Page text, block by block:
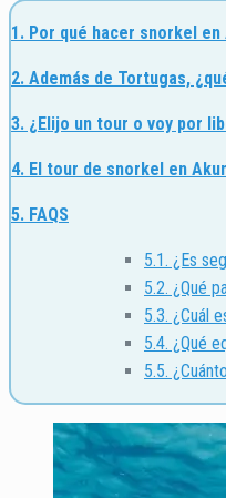
1. Por qué hacer snorkel
2. Además de Tortugas,
3. ¿Elijo un tour o voy por
4. El tour de snorkel en
5. FAQS
5.1. ¿Es
5.2. ¿Qué
5.3. ¿Cuál
5.4. ¿Qué
5.5.